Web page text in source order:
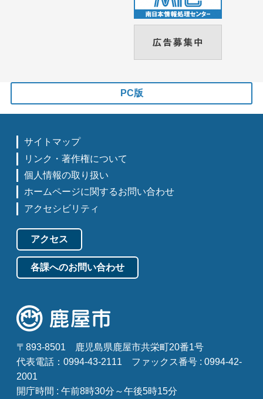
PC版
サイトマップ
リンク・著作権について
個人情報の取り扱い
ホームページに関するお問い合わせ
アクセシビリティ
アクセス
各課へのお問い合わせ
〒893-8501
鹿児島県鹿屋市共栄町20番1号
代表電話：0994-43-2111
ファックス番号 : 0994-42-
2001
開庁時間 : 午前8時30分～午後5時15分